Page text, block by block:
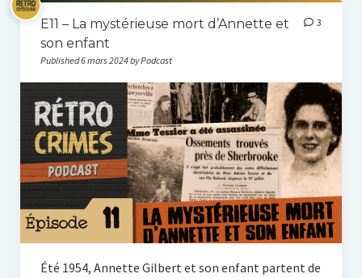
E11 – La mystérieuse mort d’Annette et
son enfant
Published 6 mars 2024 by Podcast
3
Été 1954, Annette Gilbert et son enfant partent de